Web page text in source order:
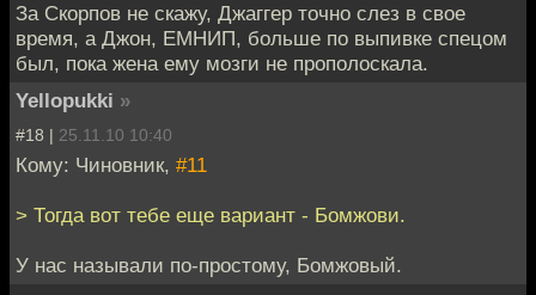
За Скорпов не скажу, Джаггер точно слез в свое
время, а Джон, ЕМНИП, больше по выпивке спецом
был, пока жена ему мозги не прополоскала.
Yellopukki »
#18 | 25.11.10 10:40
Кому: Чиновник, #11
> Тогда вот тебе еще вариант - Бомжови.
У нас называли по-простому, Бомжовый.